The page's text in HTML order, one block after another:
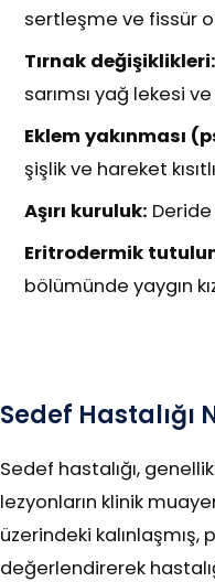
sertleşme ve fissür
Tırnak değişiklikleri:
sarımsı yağ lekesi
Eklem yakınması
şişlik ve hareket
Aşırı kuruluk: Deride
Eritrodermik
bölümünde yaygın
Sedef Hastalığı
Sedef hastalığı,
lezyonların klinik
üzerindeki kalınlaşmış,
değerlendirerek